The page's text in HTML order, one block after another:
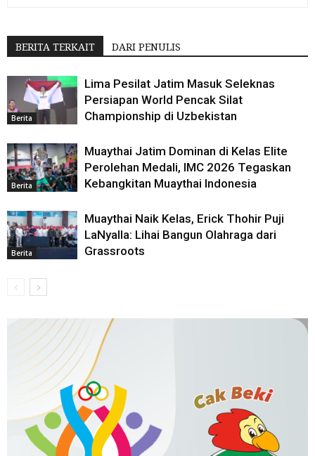
BERITA TERKAIT DARI PENULIS
Berita
Lima Pesilat Jatim Masuk Seleknas
Persiapan World Pencak Silat
Championship di Uzbekistan
Berita
Muaythai Jatim Dominan di Kelas Elite
Perolehan Medali, IMC 2026 Tegaskan
Kebangkitan Muaythai Indonesia
Berita
Muaythai Naik Kelas, Erick Thohir Puji
LaNyalla: Lihai Bangun Olahraga dari
Grassroots